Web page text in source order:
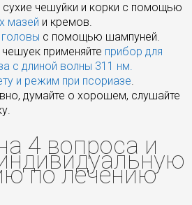
чешуйки и корки с помощью
мазей и кремов.
с помощью шампуней.
применяйте прибор для
с длиной волны 311 нм.
и режим при псориазе.
думайте о хорошем, слушайте
4 вопроса и
по лечению